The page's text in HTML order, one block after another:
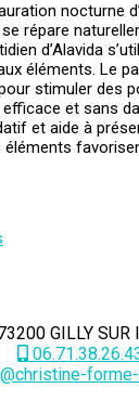
nocturne
répare
d’Alavida
éléments. Le
stimuler des
et sans
et aide à
éléments
GILLY SUR